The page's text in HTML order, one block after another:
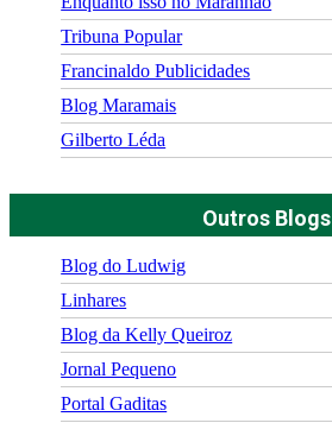
Tribuna Popular
Francinaldo Publicidades
Blog Maramais
Gilberto Léda
Outros Blogs
Blog do Ludwig
Linhares
Blog da Kelly Queiroz
Jornal Pequeno
Portal Gaditas